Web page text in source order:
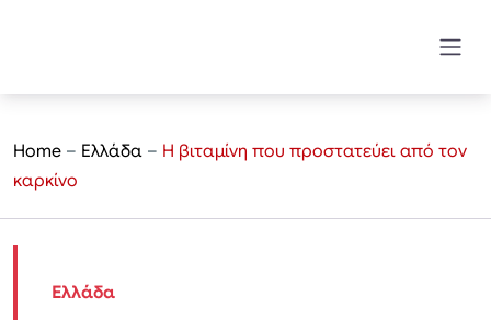
Home – Ελλάδα – Η βιταμίνη που προστατεύει από τον
καρκίνο
Ελλάδα